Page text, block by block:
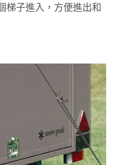
梯子進入，方便進出和